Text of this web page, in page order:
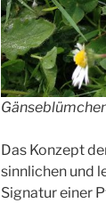
Das Konzept
sinnlichen und
Signatur einer